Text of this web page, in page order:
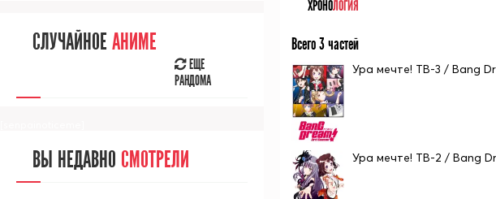
ХРОНОЛОГИЯ
Всего 3 частей
Ура мечте! ТВ-3 / Bang
Ура мечте! ТВ-2 / Bang
СЛУЧАЙНОЕ АНИМЕ
ЕЩЕ
РАНДОМА
ВЫ НЕДАВНО СМОТРЕЛИ